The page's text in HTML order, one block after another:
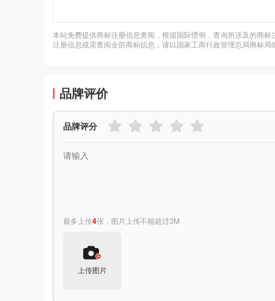
本站免费提供商标注册信息查阅，根据国际惯例，查询所涉及的商
注册信息或需查阅全部商标信息，请以国家工商行政管理总局商标局
品牌评价
品牌评分
最多上传4张，图片上传不能超过3M
上传图片